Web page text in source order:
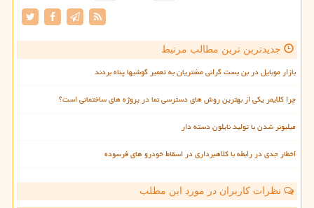
جدیدترین ترین مطالب مرتبط
بازار موبایل در بن بست گرانی مشتریان به تعمیر گوشیها پناه بردند
چرا کلایمر یکی از بهترین روش های دسترسی نما در پروژه های ساختمانی است؟
میلیونر شدن با تولید نایلون دسته دار
اخطار جدی در رابطه با کلاهبرداری در اسقاط خودرو های فرسوده
نظرات کاربران در مورد این مطلب